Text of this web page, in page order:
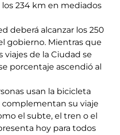
los 234 km en mediados
deberá alcanzar los 250
gobierno. Mientras que
viajes de la Ciudad se
porcentaje ascendió al
usan la bicicleta
su viaje
el subte, el tren o el
hoy para todos